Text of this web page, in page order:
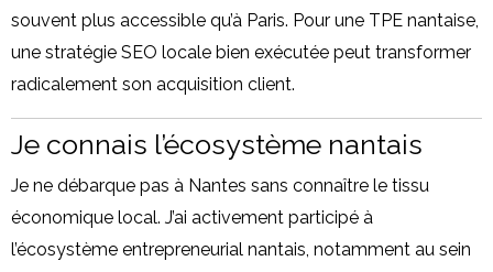
souvent plus accessible qu’à Paris. Pour une TPE nantaise,
une stratégie SEO locale bien exécutée peut transformer
radicalement son acquisition client.
Je connais l’écosystème nantais
Je ne débarque pas à Nantes sans connaître le tissu
économique local. J’ai activement participé à
l’écosystème entrepreneurial nantais, notamment au sein